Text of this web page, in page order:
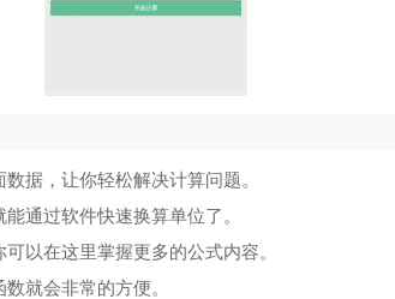
据，让你轻松解决计算问题。
通过软件快速换算单位了。
以在这里掌握更多的公式内容。
就会非常的方便。